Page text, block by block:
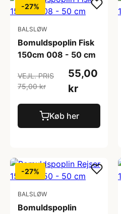
-27%
BALSLØW
Bomuldspoplin Fisk
150cm 008 - 50 cm
VEJL. PRIS
75,00 kr
55,00
kr
Køb her
-27%
BALSLØW
Bomuldspoplin